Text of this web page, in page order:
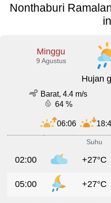
Nonthaburi
Minggu
9 Agustus
Hujan
Barat, 4.4 m/s
64 %
06:06
Suhu
02:00 +27°C
05:00 +27°C